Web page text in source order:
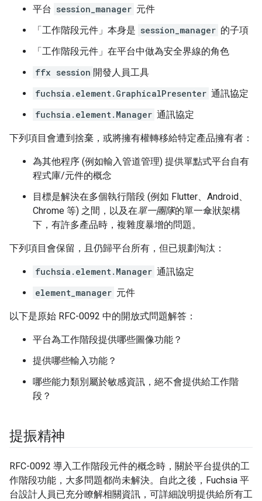
平台 session_manager 元件
「工作階段元件」本身是 session_manager 的子項
「工作階段元件」在平台中做為安全界線的角色
ffx session 開發人員工具
fuchsia.element.GraphicalPresenter 通訊協定
fuchsia.element.Manager 通訊協定
下列項目會遭到捨棄，或將擁有權轉移給特定產品擁有者：
為其他程序 (例如輸入管道管理) 提供單點式平台自有
程式庫/元件的概念
目標是解決在多個執行階段 (例如 Flutter、Android、
Chrome 等) 之間，以及在單一團隊的單一傘狀架構
下，有許多產品時，複雜度暴增的問題。
下列項目會保留，且仍歸平台所有，但已規劃淘汰：
fuchsia.element.Manager 通訊協定
element_manager 元件
以下是原始 RFC-0092 中的開放式問題解答：
平台為工作階段提供哪些圖像功能？
提供哪些輸入功能？
哪些能力類別屬於敏感資訊，絕不會提供給工作階
段？
提振精神
RFC-0092 導入工作階段元件的概念時，關於平台提供的工
作階段功能，大多問題都尚未解決。自此之後，Fuchsia 平
台設計人員已充分瞭解相關資訊，可詳細說明提供給所有工